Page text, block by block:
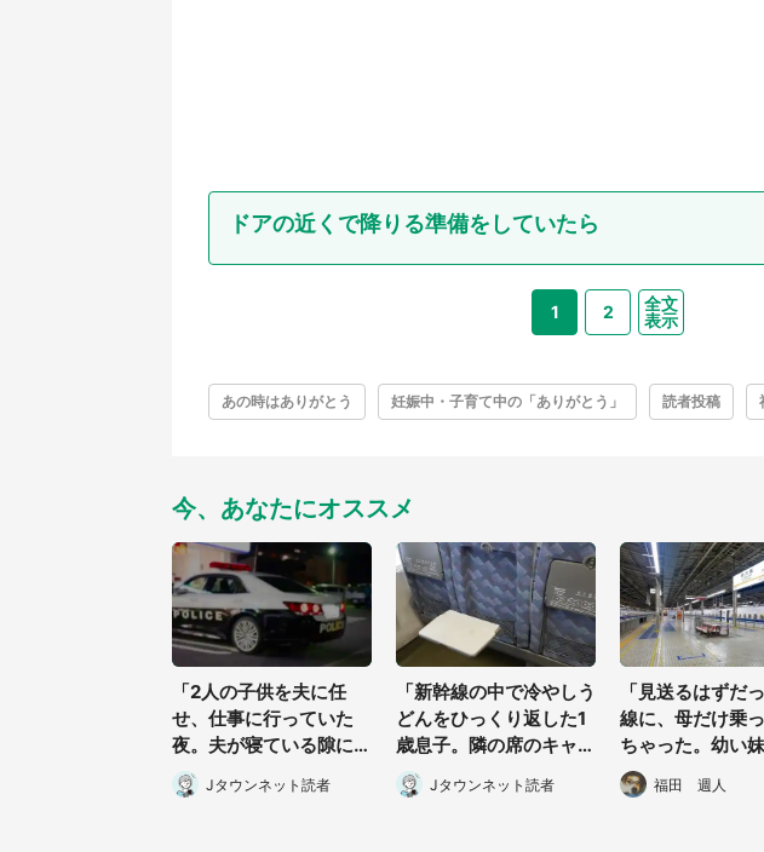
ドアの近くで降りる準備をしていたら
1 2
全文
表示
あの時はありがとう 妊娠中・子育て中の「ありがとう」 読者投稿
今、あなたにオススメ
「2人の子供を夫に任
せ、仕事に行っていた
夜。夫が寝ている隙に2
歳の我が子が居なくな
り...」（北海道・40代
Jタウンネット読者
「新幹線の中で冷やしう
どんをひっくり返した1
歳息子。隣の席のキャリ
アウーマンの方に汁が飛
んでしまって...」（東京
Jタウンネット読者
「見送るはずだ
線に、母だけ乗
ちゃった。幼い
人、ホームに取り
て...」（大阪府・
福田 週人